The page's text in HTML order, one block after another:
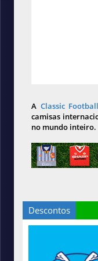
A Classic
camisas
no mundo inteiro.
Descontos